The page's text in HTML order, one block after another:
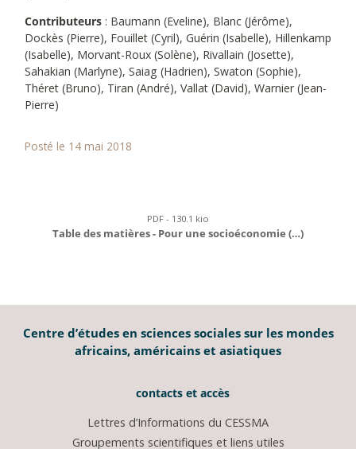
Contributeurs : Baumann (Eveline), Blanc (Jérôme),
Dockès (Pierre), Fouillet (Cyril), Guérin (Isabelle), Hillenkamp
(Isabelle), Morvant-Roux (Solène), Rivallain (Josette),
Sahakian (Marlyne), Saiag (Hadrien), Swaton (Sophie),
Théret (Bruno), Tiran (André), Vallat (David), Warnier (Jean-
Pierre)
Posté le 14 mai 2018
PDF - 130.1 kio
Table des matières - Pour une socioéconomie (…)
Centre d’études en sciences sociales sur les mondes
africains, américains et asiatiques
contacts et accès
Lettres d’Informations du CESSMA
Groupements scientifiques et liens utiles